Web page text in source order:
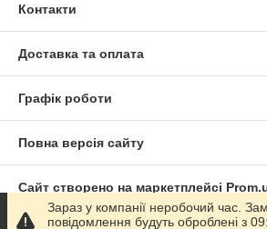
Контакти
Доставка та оплата
Графік роботи
Повна версія сайту
Сайт створено на маркетплейсі
Зараз у компанії неробочий час.
повідомлення будуть оброблені з